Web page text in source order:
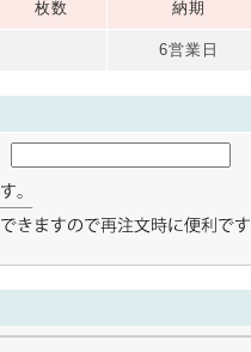
17,484円 18,933円
20,019円
20,894円 23,306円
26,954円 31,813円
枚数 納期
6営業日